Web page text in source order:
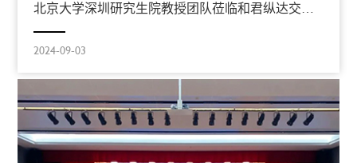
北京大学深圳研究生院教授团队莅临和君纵达交流指导——推进人机协同数智应用技术研发与合作
2024-09-03